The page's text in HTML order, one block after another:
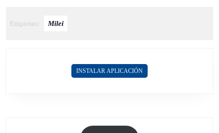
Etiquetas: Milei
INSTALAR APLICACIÓN